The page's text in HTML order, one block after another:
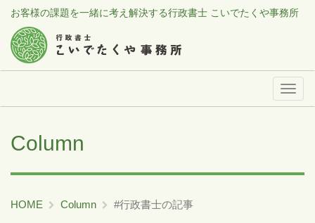
お客様の課題を一緒に考え解決する行政書士 こいでたくや事務所
メ
Column
HOME Column #行政書士の記事